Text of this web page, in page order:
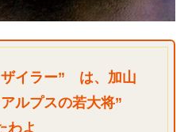
ザイラー” は、加山
ルプスの若大将”
わよ